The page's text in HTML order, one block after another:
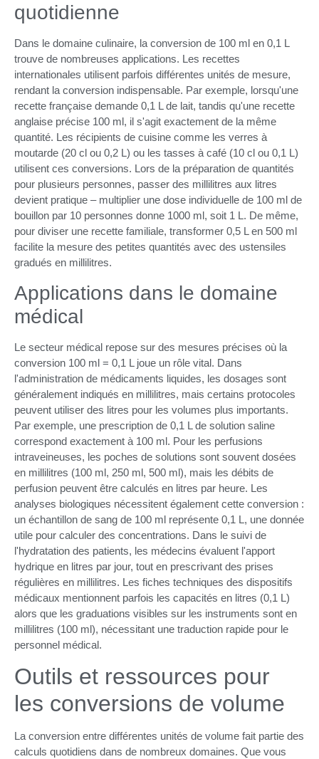
quotidienne
Dans le domaine culinaire, la conversion de 100 ml en 0,1 L
trouve de nombreuses applications. Les recettes
internationales utilisent parfois différentes unités de mesure,
rendant la conversion indispensable. Par exemple, lorsqu'une
recette française demande 0,1 L de lait, tandis qu'une recette
anglaise précise 100 ml, il s'agit exactement de la même
quantité. Les récipients de cuisine comme les verres à
moutarde (20 cl ou 0,2 L) ou les tasses à café (10 cl ou 0,1 L)
utilisent ces conversions. Lors de la préparation de quantités
pour plusieurs personnes, passer des millilitres aux litres
devient pratique – multiplier une dose individuelle de 100 ml de
bouillon par 10 personnes donne 1000 ml, soit 1 L. De même,
pour diviser une recette familiale, transformer 0,5 L en 500 ml
facilite la mesure des petites quantités avec des ustensiles
gradués en millilitres.
Applications dans le domaine
médical
Le secteur médical repose sur des mesures précises où la
conversion 100 ml = 0,1 L joue un rôle vital. Dans
l'administration de médicaments liquides, les dosages sont
généralement indiqués en millilitres, mais certains protocoles
peuvent utiliser des litres pour les volumes plus importants.
Par exemple, une prescription de 0,1 L de solution saline
correspond exactement à 100 ml. Pour les perfusions
intraveineuses, les poches de solutions sont souvent dosées
en millilitres (100 ml, 250 ml, 500 ml), mais les débits de
perfusion peuvent être calculés en litres par heure. Les
analyses biologiques nécessitent également cette conversion :
un échantillon de sang de 100 ml représente 0,1 L, une donnée
utile pour calculer des concentrations. Dans le suivi de
l'hydratation des patients, les médecins évaluent l'apport
hydrique en litres par jour, tout en prescrivant des prises
régulières en millilitres. Les fiches techniques des dispositifs
médicaux mentionnent parfois les capacités en litres (0,1 L)
alors que les graduations visibles sur les instruments sont en
millilitres (100 ml), nécessitant une traduction rapide pour le
personnel médical.
Outils et ressources pour
les conversions de volume
La conversion entre différentes unités de volume fait partie des
calculs quotidiens dans de nombreux domaines. Que vous